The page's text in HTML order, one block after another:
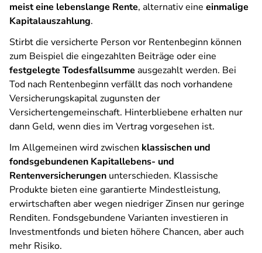
meist eine lebenslange Rente, alternativ eine einmalige
Kapitalauszahlung.
Stirbt die versicherte Person vor Rentenbeginn können
zum Beispiel die eingezahlten Beiträge oder eine
festgelegte Todesfallsumme ausgezahlt werden. Bei
Tod nach Rentenbeginn verfällt das noch vorhandene
Versicherungskapital zugunsten der
Versichertengemeinschaft. Hinterbliebene erhalten nur
dann Geld, wenn dies im Vertrag vorgesehen ist.
Im Allgemeinen wird zwischen klassischen und
fondsgebundenen Kapitallebens- und
Rentenversicherungen unterschieden. Klassische
Produkte bieten eine garantierte Mindestleistung,
erwirtschaften aber wegen niedriger Zinsen nur geringe
Renditen. Fondsgebundene Varianten investieren in
Investmentfonds und bieten höhere Chancen, aber auch
mehr Risiko.